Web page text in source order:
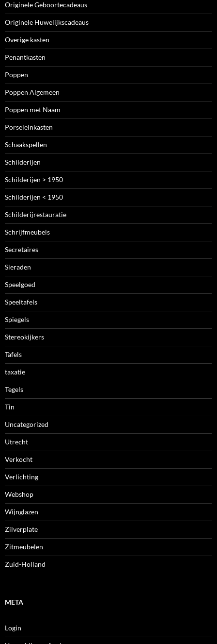
Originele Geboortecadeaus
Originele Huwelijkscadeaus
Overige kasten
Penantkasten
Poppen
Poppen Algemeen
Poppen met Naam
Porseleinkasten
Schaakspellen
Schilderijen
Schilderijen > 1950
Schilderijen < 1950
Schilderijrestauratie
Schrijfmeubels
Secretaires
Sieraden
Speelgoed
Speeltafels
Spiegels
Stereokijkers
Tafels
taxatie
Tegels
Tin
Uncategorized
Utrecht
Verkocht
Verlichting
Webshop
Wijnglazen
Zilverplate
Zitmeubelen
Zuid-Holland
META
Login